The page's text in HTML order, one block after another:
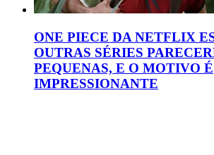
ONE PIECE DA NETFLIX
OUTRAS SÉRIES
PEQUENAS, E O MOTIVO É
IMPRESSIONANTE